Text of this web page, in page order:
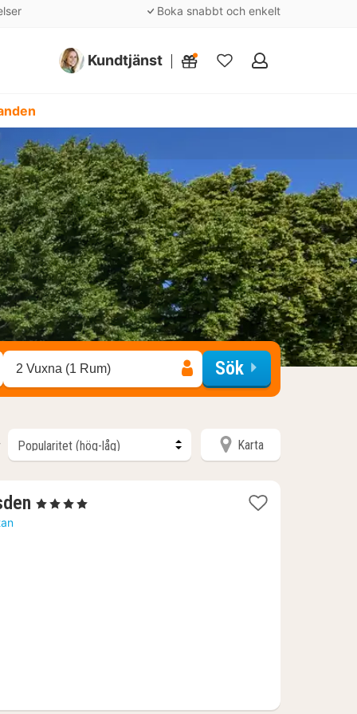
Boka snabbt och enkelt
Kundtjänst
Mina
2 Vuxna (1 Rum) Sök
Karta
1
, 4 Stjärnor